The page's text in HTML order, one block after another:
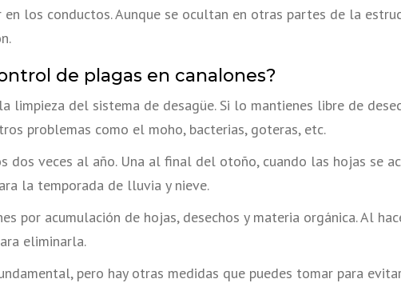
los conductos. Aunque se ocultan en otras partes de la
de plagas en canalones?
del sistema de desagüe. Si lo mantienes libre de
problemas como el moho, bacterias, goteras, etc.
dos veces al año. Una al final del otoño, cuando las hojas se
la temporada de lluvia y nieve.
por acumulación de hojas, desechos y materia orgánica. Al
eliminarla.
pero hay otras medidas que puedes tomar para